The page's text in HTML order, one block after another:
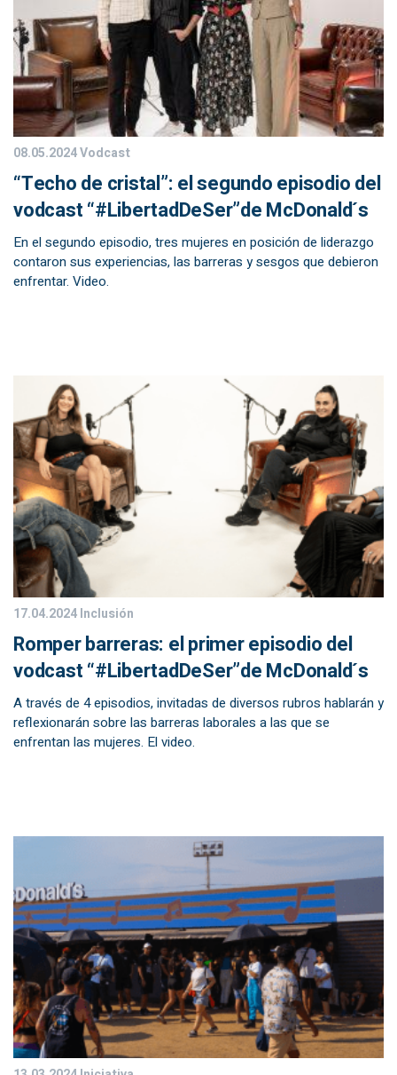
08.05.2024Vodcast
“Techo de cristal”: el segundo episodio del
vodcast “#LibertadDeSer”de McDonald´s
En el segundo episodio, tres mujeres en posición de liderazgo
contaron sus experiencias, las barreras y sesgos que debieron
enfrentar. Video.
17.04.2024Inclusión
Romper barreras: el primer episodio del
vodcast “#LibertadDeSer”de McDonald´s
A través de 4 episodios, invitadas de diversos rubros hablarán y
reflexionarán sobre las barreras laborales a las que se
enfrentan las mujeres. El video.